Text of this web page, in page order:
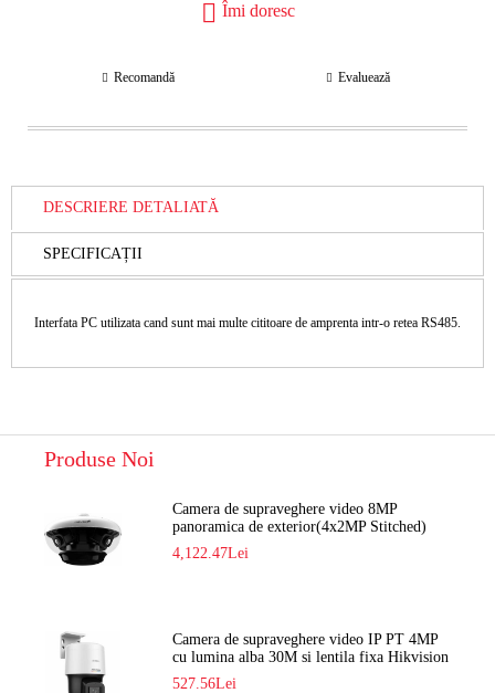
Îmi doresc
Recomandă Evaluează
DESCRIERE DETALIATĂ
SPECIFICAȚII
Interfata PC utilizata cand sunt mai multe cititoare de amprenta intr-o retea RS485.
Produse Noi
Camera de supraveghere video 8MP
panoramica de exterior(4x2MP Stitched)
Navaio NGC-7482PR
4,122.47Lei
Camera de supraveghere video IP PT 4MP
cu lumina alba 30M si lentila fixa Hikvision
DS-2DE2C400SCG-E F1
527.56Lei